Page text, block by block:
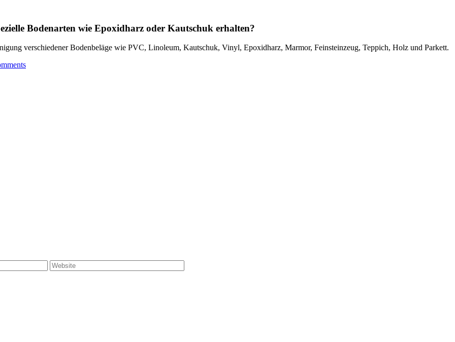
Bodenarten wie Epoxidharz oder Kautschuk erhalten?
verschiedener Bodenbeläge wie PVC, Linoleum, Kautschuk, Vinyl, Epoxidharz, Marmor, Feinsteinzeug, Teppich, Holz und Parkett.